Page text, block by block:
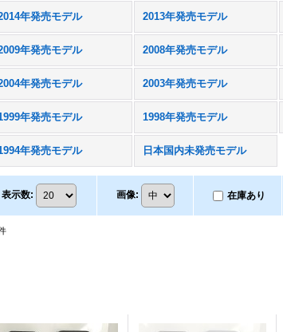
年発売モデル 2013年発売モデル
年発売モデル 2008年発売モデル
年発売モデル 2003年発売モデル
年発売モデル 1998年発売モデル
年発売モデル 日本国内未発売モデル
表示数: 画像: 在庫あり